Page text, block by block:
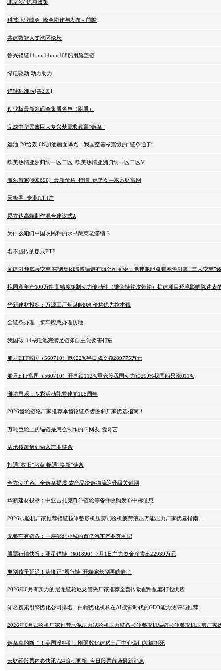
北京X7 优惠政策
科技职业峰会_峰会协作与发布 - 前瞻
共建数智人文湾区论坛
鲁兴锚链11mm14mm168船用舱盖链
绿电驱动 动力助力
锚链标准表[共3页]
创业板最新筹码会集股名单（附股）
完成中华民族巨大复兴梦需求教育“链条”
运油-20给轰-6N加油画面曝光：我国空基核震慑的“链条通了”
欧美热情亚洲归纳一区二区_欧美热情亚洲归纳一区二区V
海尔智家(600690)_最新价格_行情_走势图—东方财富网
天极网_专业IT门户
易方达高端制作混合建议式A
为什么咱们中国农民种的水果蔬菜老滞销？
名不虚传的船只ETF
党建引领底层变革 莱钢集团淄博锚链有限公司党委：党建赋能点着赤色引擎 “三大变革”
拟同意年产100万件高精度钢制动力传动件（锥套链轮皮带轮）扩建项目环境影响陈述表
华新建材投标：万源工厂烟煤Ⅱ收购 价格优先控本钱
全链条办理：筑牢应急办理防地
我国碳-14核电池完满足链条自主化要害打破
船只ETF富国（560710）跌022%半日成交额289775万元
船只ETF富国（560710）开盘跌112%重仓股我国动力跌299%我国船只涨011%
潍坊昌乐：多彩活动礼赞建党105周年
2026齿轮链轮厂家推荐伞齿轮链条齿圈斜厂家优选指南！
万吨巨轮上的锚链是怎么制作的？网友-爱奇艺
从承接疏解到融入产业链条
打通“收旧”堵点 畅通“换新”链条
全方位扩容、全链条提质 农产品冷链物流迎升级关键期
华新建材投标：中亚吉扎克料斗链轮等备件收购发布中标信息
2026试验机厂家推荐锚链拉伸整形机压剪试验机疲劳液压万能压力厂家优选指南！
无整车有链条：一座鄂北小城的百亿汽车产业突围记
股票行情快报：亚星锚链（601890）7月1日主力资金净卖出22939万元
离别孩子延迟！从修正“履行链”开端家长别再瞎催了
2026年6月有实力的尼龙链轮尼龙管夹厂家推荐全套传动配件配套打包供应
知名搜索引擎优化公司排名：白帽优化机构在AI搜索时代的GEO能力测评与推荐
2026年6月试验机厂家推荐水泥压力试验机压力链条拉伸整形机锚链拉伸整形机压剪厂家
链条真的断了！美国没料到：刚砸数亿建稀土厂中心命门就被掐死
云财经股票内参快讯724滚动更新_今日股票市场最新消息